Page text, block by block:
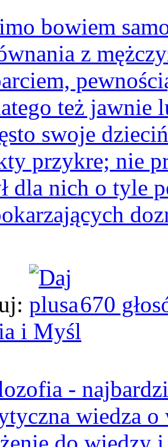
bowiem
z
też jawnie
swoje
przykre; nie
dla nich o tyle
670
i Myśl
-
wiedza o